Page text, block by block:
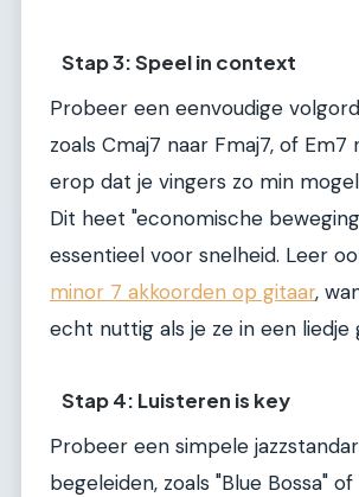
Stap 3: Speel in context
Probeer een eenvoudige
zoals Cmaj7 naar Fmaj7, of Em7
erop dat je vingers zo min
Dit heet "economische
essentieel voor snelheid. Leer
minor 7 akkoorden op gitaar,
echt nuttig als je ze in een liedje
Stap 4: Luisteren is key
Probeer een simpele
begeleiden, zoals "Blue Bossa" of